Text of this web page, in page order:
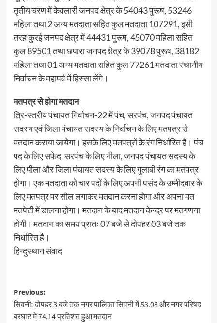
तृतीय चरण में केवलारी जनपद क्षेत्र के 54043 पुरूष, 53246
महिला तथा 2 अन्य मतदाता सहित कुल मतदाता 107291, इसी
तरह कुरई जनपद क्षेत्र में 44431 पुरूष, 45070 महिला सहित
कुल 89501 तथा छपारा जनपद क्षेत्र के 39078 पुरूष, 38182
महिला तथा 01 अन्य मतदाता सहित कुल 77261 मतदाता स्थानीय
निर्वाचन के महापर्व में हिस्सा लेंगे।
मतपत्र से होगा मतदान
त्रि-स्तरीय पंचायत निर्वाचन-22 में पंच, सरपंच, जनपद पंचायत
सदस्य एवं जिला पंचायत सदस्य के निर्वाचन के लिए मतपत्र से
मतदान कराया जायेगा। इसके लिए मतपत्रों के रंग निर्धारित हैं। पंच
पद के लिए सफेद, सरपंच के लिए नीला, जनपद पंचायत सदस्य के
लिए पीला और जिला पंचायत सदस्य के लिए गुलाबी रंग का मतपत्र
होगा। एक मतदाता को चार पदों के लिए अपनी पसंद के उम्मीदवार के
लिए मतपत्र पर सील लगाकर मतदान करना होगा और अपना मत
मतपेटी में डालना होगा। मतदान के बाद मतदान केन्द्र पर मतगणना
होगी। मतदान का समय प्रातः 07 बजे से दोपहर 03 बजे तक
निर्धारित है।
हिन्दुस्थान संवाद
Post
navigation
Previous:
सिवनीः दोपहर 3 बजे तक नगर पालिका सिवनी में 53.08 और नगर परिषद
बरघाट में 74.14 प्रतिशत हुआ मतदान